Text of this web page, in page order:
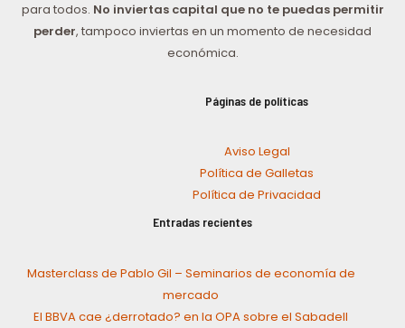
para todos. No inviertas capital que no te puedas permitir
perder, tampoco inviertas en un momento de necesidad
económica.
Páginas de políticas
Aviso Legal
Política de Galletas
Política de Privacidad
Entradas recientes
Masterclass de Pablo Gil – Seminarios de economía de
mercado
El BBVA cae ¿derrotado? en la OPA sobre el Sabadell